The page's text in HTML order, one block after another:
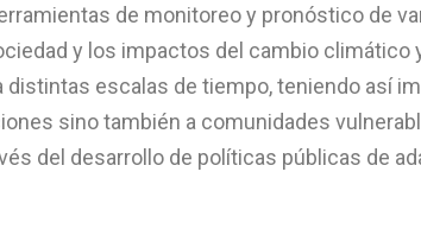
de monitoreo y pronóstico de
y los impactos del cambio climático
distintas escalas de tiempo, teniendo así
sino también a comunidades
del desarrollo de políticas públicas de